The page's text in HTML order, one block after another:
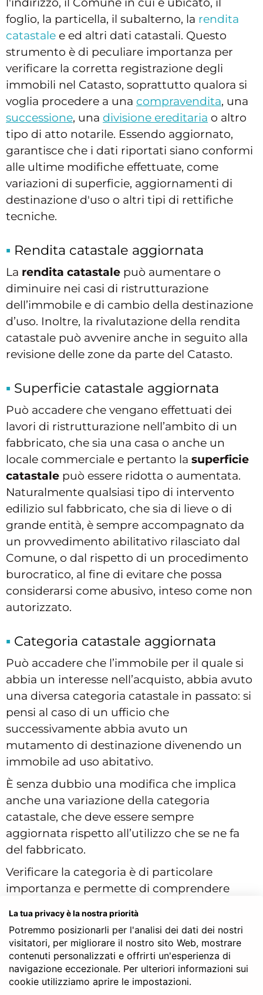
l'indirizzo, il Comune in cui è ubicato, il
foglio, la particella, il subalterno, la rendita
catastale e ed altri dati catastali. Questo
strumento è di peculiare importanza per
verificare la corretta registrazione degli
immobili nel Catasto, soprattutto qualora si
voglia procedere a una compravendita, una
successione, una divisione ereditaria o altro
tipo di atto notarile. Essendo aggiornato,
garantisce che i dati riportati siano conformi
alle ultime modifiche effettuate, come
variazioni di superficie, aggiornamenti di
destinazione d'uso o altri tipi di rettifiche
tecniche.
Rendita catastale aggiornata
La rendita catastale può aumentare o
diminuire nei casi di ristrutturazione
dell’immobile e di cambio della destinazione
d’uso. Inoltre, la rivalutazione della rendita
catastale può avvenire anche in seguito alla
revisione delle zone da parte del Catasto.
Superficie catastale aggiornata
Può accadere che vengano effettuati dei
lavori di ristrutturazione nell’ambito di un
fabbricato, che sia una casa o anche un
locale commerciale e pertanto la superficie
catastale può essere ridotta o aumentata.
Naturalmente qualsiasi tipo di intervento
edilizio sul fabbricato, che sia di lieve o di
grande entità, è sempre accompagnato da
un provvedimento abilitativo rilasciato dal
Comune, o dal rispetto di un procedimento
burocratico, al fine di evitare che possa
considerarsi come abusivo, inteso come non
autorizzato.
Categoria catastale aggiornata
Può accadere che l’immobile per il quale si
abbia un interesse nell’acquisto, abbia avuto
una diversa categoria catastale in passato: si
pensi al caso di un ufficio che
successivamente abbia avuto un
mutamento di destinazione divenendo un
immobile ad uso abitativo.
È senza dubbio una modifica che implica
anche una variazione della categoria
catastale, che deve essere sempre
aggiornata rispetto all’utilizzo che se ne fa
del fabbricato.
Verificare la categoria è di particolare
importanza e permette di comprendere
inoltre, per gli immobili ad uso abitativo, che
non siano di lusso, il legislatore prevede, al
ricorrere di determinati presupposti e
requisiti, anche delle agevolazioni fiscali, nel
caso in cui si tratti di una prima casa.
La tua privacy è la nostra priorità
Potremmo posizionarli per l'analisi dei dati dei nostri
visitatori, per migliorare il nostro sito Web, mostrare
contenuti personalizzati e offrirti un'esperienza di
navigazione eccezionale. Per ulteriori informazioni sui
cookie utilizziamo aprire le impostazioni.